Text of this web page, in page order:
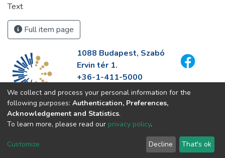
Text
Full item page
1088 Budapest, Szabó
Ervin tér 1.
+36-1-411-5000
info@fszek.hu
https://fszek.hu
We collect and process your personal information for the
following purposes: Authentication, Preferences,
Acknowledgement and Statistics.
To learn more, please read our privacy policy.
Customize Decline That's ok